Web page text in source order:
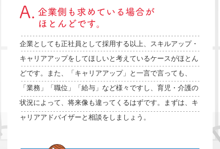
企業としても正社員として採用する以上、スキルアップ・
キャリアアップをしてほしいと考えているケースがほとん
どです。また、「キャリアアップ」と一言で言っても、
「業務」「職位」「給与」など様々ですし、育児・介護の
状況によって、将来像も違ってくるはずです。まずは、キ
ャリアアドバイザーと相談をしましょう。